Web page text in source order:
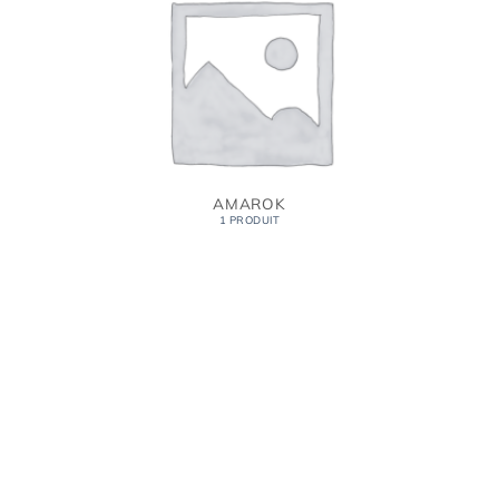
AMAROK
1 PRODUIT